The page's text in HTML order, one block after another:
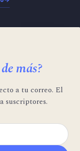
más?
a tu correo. El
suscriptores.